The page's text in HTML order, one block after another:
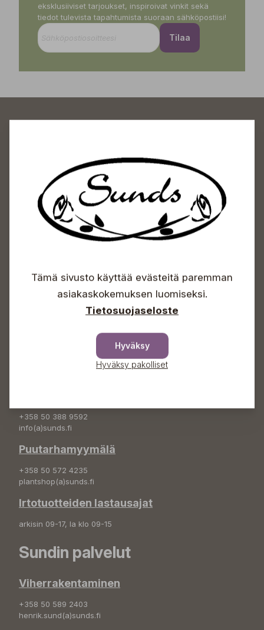
eksklusiiviset tarjoukset, inspiroivat vinkit sekä
tiedot tulevista tapahtumista suoraan sähköpostiisi!
Tilaa
Sundin Puutarhakeskus
Avoinna
Arkisin 09-18
Info & vaihde
+358 50 388 9592
+358 50 388 9592
info(a)sunds.fi
Puutarhamyymälä
+358 50 572 4235
plantshop(a)sunds.fi
Irtotuotteiden lastausajat
arkisin 09-17, la klo 09-15
Sundin palvelut
Viherrakentaminen
+358 50 589 2403
henrik.sund(a)sunds.fi
Tämä sivusto käyttää evästeitä paremman
asiakaskokemuksen luomiseksi.
Tietosuojaseloste
Hyväksy
Hyväksy pakolliset